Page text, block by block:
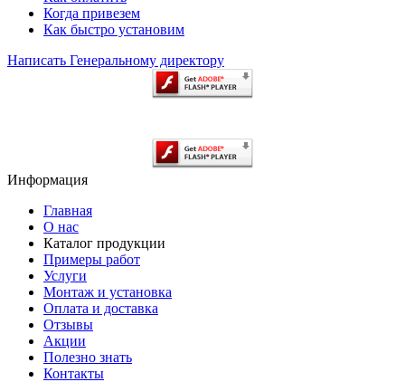
Когда привезем
Как быстро установим
Написать Генеральному директору
Информация
Главная
О нас
Каталог продукции
Примеры работ
Услуги
Монтаж и установка
Оплата и доставка
Отзывы
Акции
Полезно знать
Контакты